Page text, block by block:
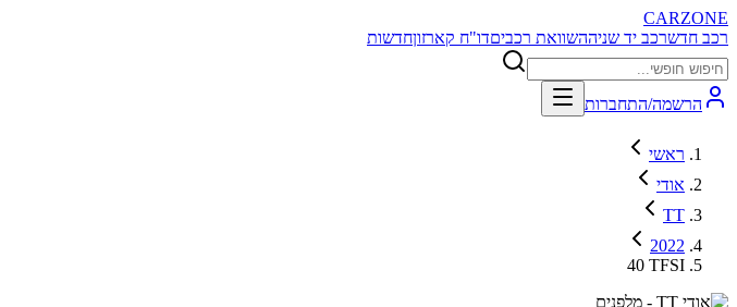
CARZONE
רכב חדשרכב יד שניההשוואת רכביםדו"ח קארזוןחדשות
הרשמה/התחברות
ראשי
אודי
TT
2022
40 TFSI